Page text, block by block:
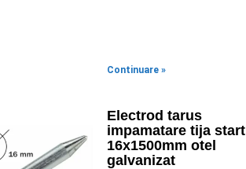
Continuare »
Electrod tarus
impamatare tija start
16x1500mm otel
galvanizat